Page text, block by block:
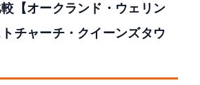
【オークランド・ウェリン
チャーチ・クイーンズタウ